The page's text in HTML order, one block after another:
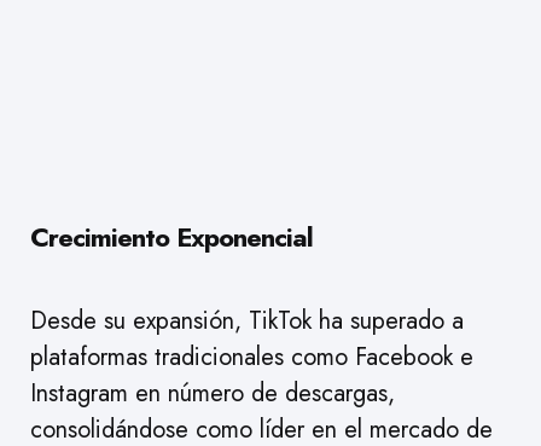
Crecimiento Exponencial
Desde su expansión, TikTok ha superado a
plataformas tradicionales como Facebook e
Instagram en número de descargas,
consolidándose como líder en el mercado de